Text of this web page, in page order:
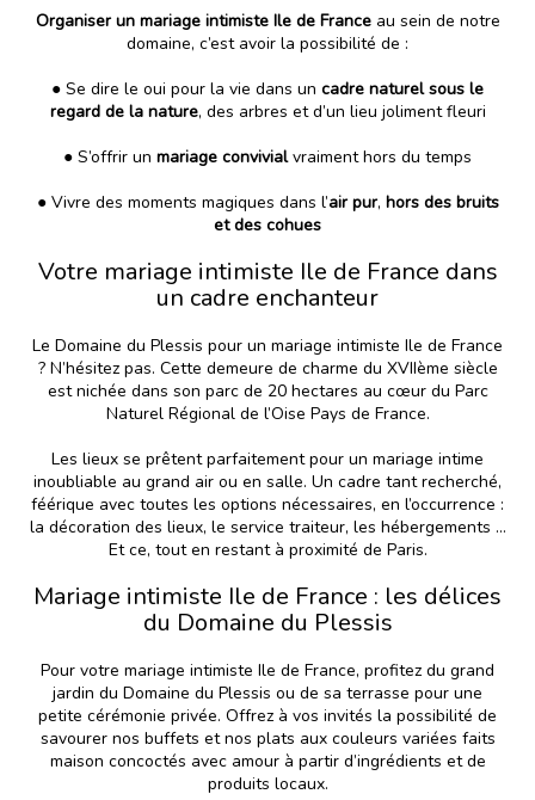
Organiser un mariage intimiste Ile de Franceau sein de notre
domaine, c’est avoir la possibilité de :
● Se dire le oui pour la vie dans un cadre naturel sous le
regard de la nature, des arbres et d’un lieu joliment fleuri
● S’offrir un mariage convivialvraiment hors du temps
● Vivre des moments magiques dans l’air pur, hors des bruits
et des cohues
Votre mariage intimiste Ile de France dans
un cadre enchanteur
Le Domaine du Plessis pour un mariage intimiste Ile de France
? N’hésitez pas. Cette demeure de charme du XVIIème siècle
est nichée dans son parc de 20 hectares au cœur du Parc
Naturel Régional de l’Oise Pays de France.
Les lieux se prêtent parfaitement pour un mariage intime
inoubliable au grand air ou en salle. Un cadre tant recherché,
féérique avec toutes les options nécessaires, en l’occurrence :
la décoration des lieux, le service traiteur, les hébergements …
Et ce, tout en restant à proximité de Paris.
Mariage intimiste Ile de France : les délices
du Domaine du Plessis
Pour votre mariage intimiste Ile de France, profitez du grand
jardin du Domaine du Plessis ou de sa terrasse pour une
petite cérémonie privée. Offrez à vos invités la possibilité de
savourer nos buffets et nos plats aux couleurs variées faits
maison concoctés avec amour à partir d’ingrédients et de
produits locaux.